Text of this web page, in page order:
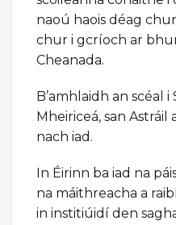
naoú haois déag
chur i gcríoch ar
Cheanada.
B’amhlaidh an scéal
Mheiriceá, san
nach iad.
In Éirinn ba iad na
na máithreacha a
in institiúidí den